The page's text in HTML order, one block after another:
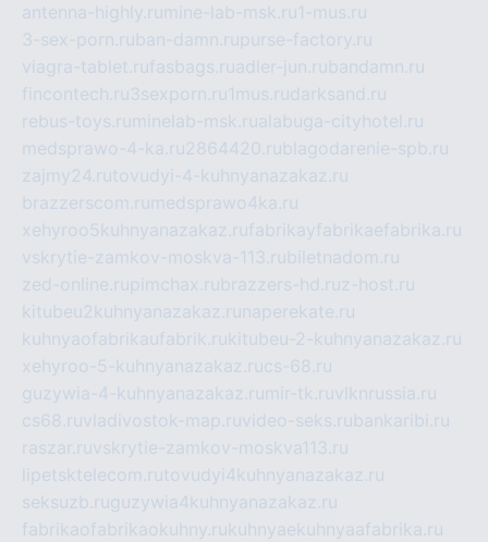
antenna-highly.ru mine-lab-msk.ru1-mus.ru
3-sex-porn.ruban-damn.rupurse-factory.ru
viagra-tablet.rufasbags.ruadler-jun.rubandamn.ru
fincontech.ru3sexporn.ru1mus.rudarksand.ru
rebus-toys.ru minelab-msk.rualabuga-cityhotel.ru
medsprawo-4-ka.ru2864420.rublagodarenie-spb.ru
zajmy24.rutovudyi-4-kuhnyanazakaz.ru
brazzerscom.ru medsprawo4ka.ru
xehyroo5kuhnyanazakaz.rufabrikayfabrikaefabrika.ru
vskrytie-zamkov-moskva-113.rubiletnadom.ru
zed-online.rupimchax.rubrazzers-hd.ruz-host.ru
kitubeu2kuhnyanazakaz.ru naperekate.ru
kuhnyaofabrikaufabrik.rukitubeu-2-kuhnyanazakaz.ru
xehyroo-5-kuhnyanazakaz.rucs-68.ru
guzywia-4-kuhnyanazakaz.ru mir-tk.ruvlknrussia.ru
cs68.ruvladivostok-map.ruvideo-seks.rubankaribi.ru
raszar.ruvskrytie-zamkov-moskva113.ru
lipetsktelecom.rutovudyi4kuhnyanazakaz.ru
seksuzb.ruguzywia4kuhnyanazakaz.ru
fabrikaofabrikaokuhny.rukuhnyaekuhnyaafabrika.ru